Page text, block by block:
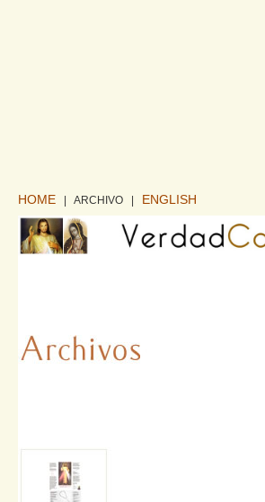
HOME | ARCHIVO ENGLISH